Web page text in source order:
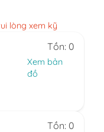
lòng xem kỹ
Tồn: 0
Xem bản
đồ
Tồn: 0